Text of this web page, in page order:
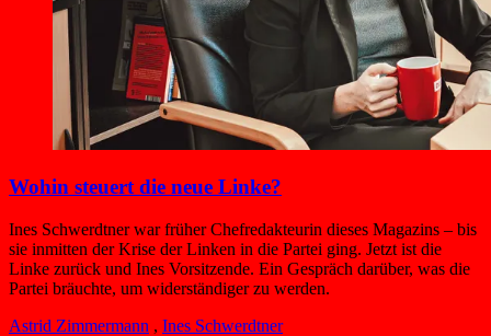
Wohin steuert die neue Linke?
Ines Schwerdtner war früher Chefredakteurin dieses Magazins – bis
sie inmitten der Krise der Linken in die Partei ging. Jetzt ist die
Linke zurück und Ines Vorsitzende. Ein Gespräch darüber, was die
Partei bräuchte, um widerständiger zu werden.
Astrid Zimmermann , Ines Schwerdtner